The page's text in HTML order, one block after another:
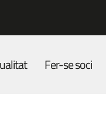
Fer-se soci